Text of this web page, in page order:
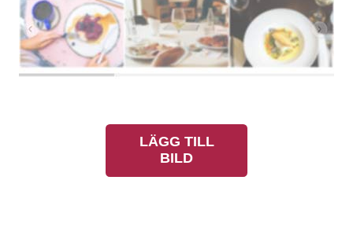
LÄGG TILL
BILD